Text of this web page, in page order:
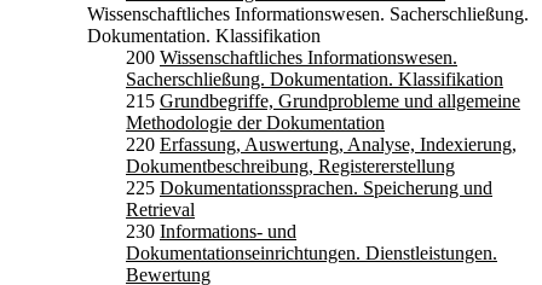
Wissenschaftliches Informationswesen. Sacherschließung.
Dokumentation. Klassifikation
200 Wissenschaftliches Informationswesen.
Sacherschließung. Dokumentation. Klassifikation
215 Grundbegriffe, Grundprobleme und allgemeine
Methodologie der Dokumentation
220 Erfassung, Auswertung, Analyse, Indexierung,
Dokumentbeschreibung, Registererstellung
225 Dokumentationssprachen. Speicherung und
Retrieval
230 Informations- und
Dokumentationseinrichtungen. Dienstleistungen.
Bewertung